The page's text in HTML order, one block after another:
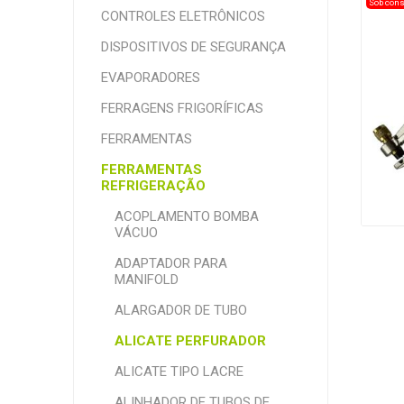
Sob
CONTROLES ELETRÔNICOS
DISPOSITIVOS DE SEGURANÇA
EVAPORADORES
FERRAGENS FRIGORÍFICAS
FERRAMENTAS
FERRAMENTAS
REFRIGERAÇÃO
ACOPLAMENTO BOMBA
VÁCUO
ADAPTADOR PARA
MANIFOLD
ALARGADOR DE TUBO
ALICATE PERFURADOR
ALICATE TIPO LACRE